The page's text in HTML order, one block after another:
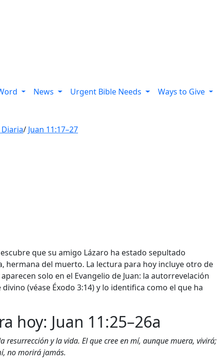
News Urgent Bible Needs Ways to Give
/ Juan 11:17–27
que su amigo Lázaro ha estado sepultado
hermana del muerto. La lectura para hoy incluye otro de
solo en el Evangelio de Juan: la autorrevelación
(véase Éxodo 3:14) y lo identifica como el que ha
hoy: Juan 11:25–26a
resurrección y la vida. El que cree en mí, aunque muera, vivirá;
no morirá jamás.